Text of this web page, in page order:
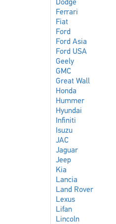
Dodge
Ferrari
Fiat
Ford
Ford Asia
Ford USA
Geely
GMC
Great Wall
Honda
Hummer
Hyundai
Infiniti
Isuzu
JAC
Jaguar
Jeep
Kia
Lancia
Land Rover
Lexus
Lifan
Lincoln